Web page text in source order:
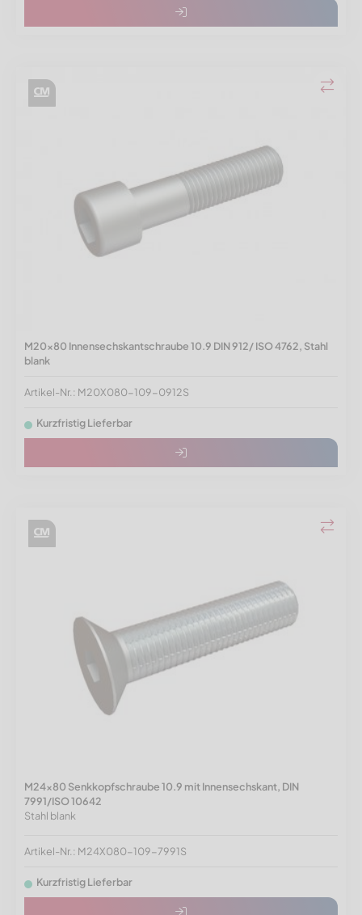
M20x80 Innensechskantschraube 10.9 DIN 912/ ISO 4762, Stahl
blank
Artikel-Nr.: M20X080-109-0912S
Kurzfristig Lieferbar
M24x80 Senkkopfschraube 10.9 mit Innensechskant, DIN
7991/ISO 10642
Stahl blank
Artikel-Nr.: M24X080-109-7991S
Kurzfristig Lieferbar